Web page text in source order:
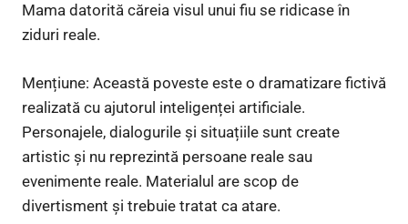
Mama datorită căreia visul unui fiu se ridicase în
ziduri reale.
Mențiune: Această poveste este o dramatizare fictivă
realizată cu ajutorul inteligenței artificiale.
Personajele, dialogurile și situațiile sunt create
artistic și nu reprezintă persoane reale sau
evenimente reale. Materialul are scop de
divertisment și trebuie tratat ca atare.